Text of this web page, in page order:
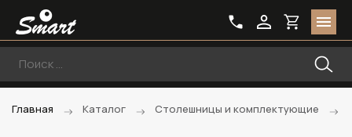
Главная Каталог Столешницы и комплектующие